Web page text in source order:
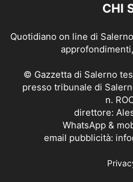
CHI
Quotidiano on line di
© Gazzetta di Salerno
presso tribunale di
n.
direttore:
WhatsApp &
email pubblicità: